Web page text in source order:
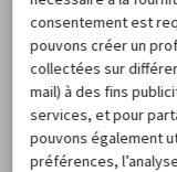
Manosque ?
Quelles sont
sélectionnées
Manosque ?
consentement est
pouvons créer un
collectées sur
mail) à des fins
services, et pour
pouvons également
préférences,